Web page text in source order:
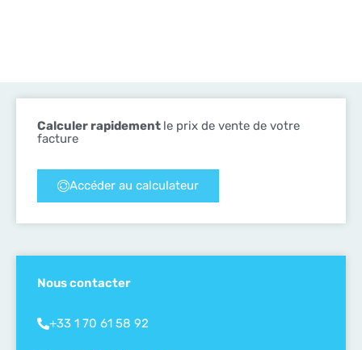
Calculer rapidement le prix de vente de votre
facture
Accéder au calculateur
Nous contacter
+33 1 70 61 58 92